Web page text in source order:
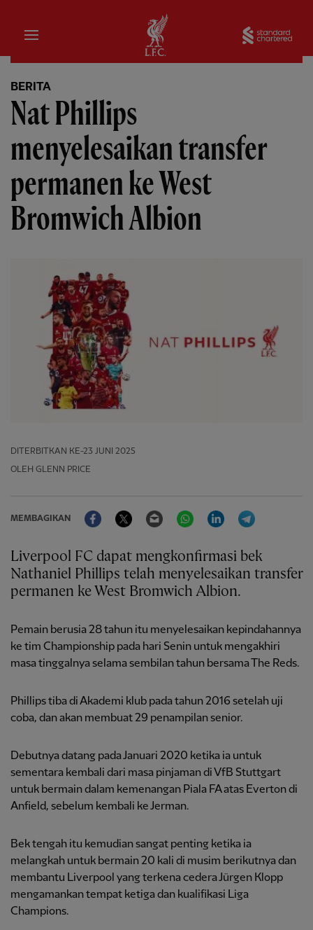
Rumah
BERITA
Nat Phillips
menyelesaikan transfer
permanen ke West
Bromwich Albion
DITERBITKAN KE-23 JUNI 2025
OLEH GLENN PRICE
MEMBAGIKAN
FacebookTwitter Email WhatsAppLinkedIn
Liverpool FC dapat mengkonfirmasi bek
Nathaniel Phillips telah menyelesaikan transfer
permanen ke West Bromwich Albion.
Pemain berusia 28 tahun itu menyelesaikan kepindahannya
ke tim Championship pada hari Senin untuk mengakhiri
masa tinggalnya selama sembilan tahun bersama The Reds.
Phillips tiba di Akademi klub pada tahun 2016 setelah uji
coba, dan akan membuat 29 penampilan senior.
Debutnya datang pada Januari 2020 ketika ia untuk
sementara kembali dari masa pinjaman di VfB Stuttgart
untuk bermain dalam kemenangan Piala FA atas Everton di
Anfield, sebelum kembali ke Jerman.
Bek tengah itu kemudian sangat penting ketika ia
melangkah untuk bermain 20 kali di musim berikutnya dan
membantu Liverpool yang terkena cedera Jürgen Klopp
mengamankan tempat ketiga dan kualifikasi Liga
Champions.